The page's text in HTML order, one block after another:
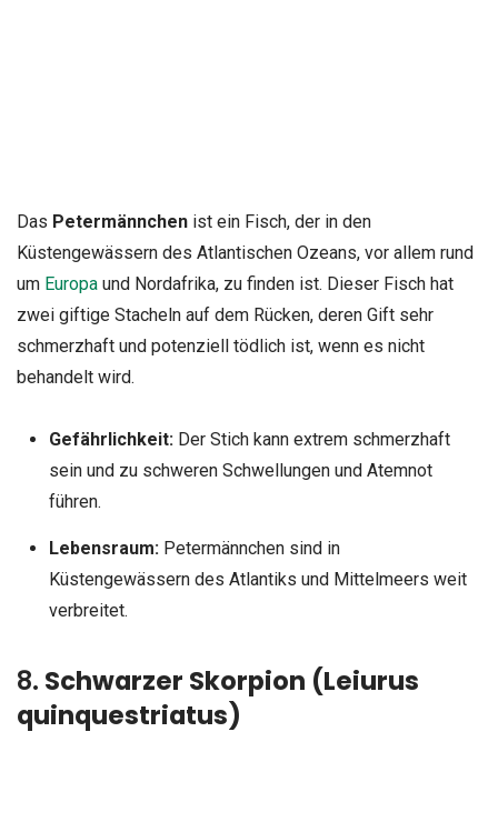
Das Petermännchen ist ein Fisch, der in den
Küstengewässern des Atlantischen Ozeans, vor allem rund
um Europa und Nordafrika, zu finden ist. Dieser Fisch hat
zwei giftige Stacheln auf dem Rücken, deren Gift sehr
schmerzhaft und potenziell tödlich ist, wenn es nicht
behandelt wird.
Gefährlichkeit:Der Stich kann extrem schmerzhaft
sein und zu schweren Schwellungen und Atemnot
führen.
Lebensraum:Petermännchen sind in
Küstengewässern des Atlantiks und Mittelmeers weit
verbreitet.
8. Schwarzer Skorpion (Leiurus
quinquestriatus)